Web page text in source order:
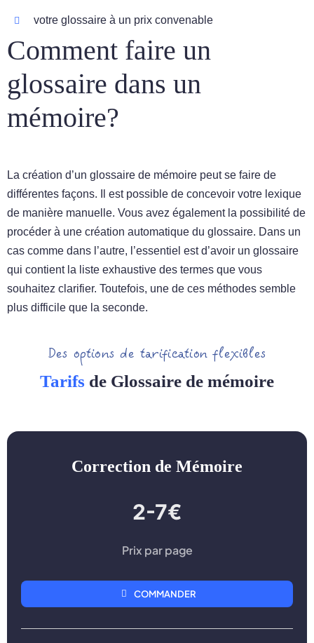
votre glossaire à un prix convenable
Comment faire un
glossaire dans un
mémoire?
La création d’un glossaire de mémoire peut se faire de
différentes façons. Il est possible de concevoir votre lexique
de manière manuelle. Vous avez également la possibilité de
procéder à une création automatique du glossaire. Dans un
cas comme dans l’autre, l’essentiel est d’avoir un glossaire
qui contient la liste exhaustive des termes que vous
souhaitez clarifier. Toutefois, une de ces méthodes semble
plus difficile que la seconde.
Des options de tarification flexibles
Tarifs de Glossaire de mémoire
Correction de Mémoire
2-7€
Prix par page
COMMANDER